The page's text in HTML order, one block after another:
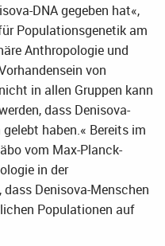
DNA gegeben hat«,
Populationsgenetik am
Anthropologie und
von
in allen Gruppen kann
dass Denisova-
haben.« Bereits im
vom Max-Planck-
in der
Denisova-Menschen
Populationen auf